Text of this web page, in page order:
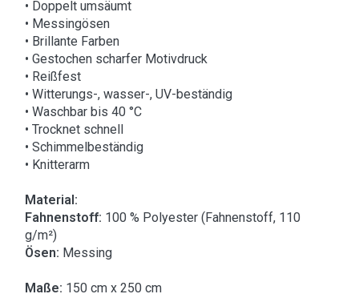
• Doppelt umsäumt
• Messingösen
• Brillante Farben
• Gestochen scharfer Motivdruck
• Reißfest
• Witterungs-, wasser-, UV-beständig
• Waschbar bis 40 °C
• Trocknet schnell
• Schimmelbeständig
• Knitterarm
Material:
Fahnenstoff: 100 % Polyester (Fahnenstoff, 110
g/m²)
Ösen: Messing
Maße: 150 cm x 250 cm